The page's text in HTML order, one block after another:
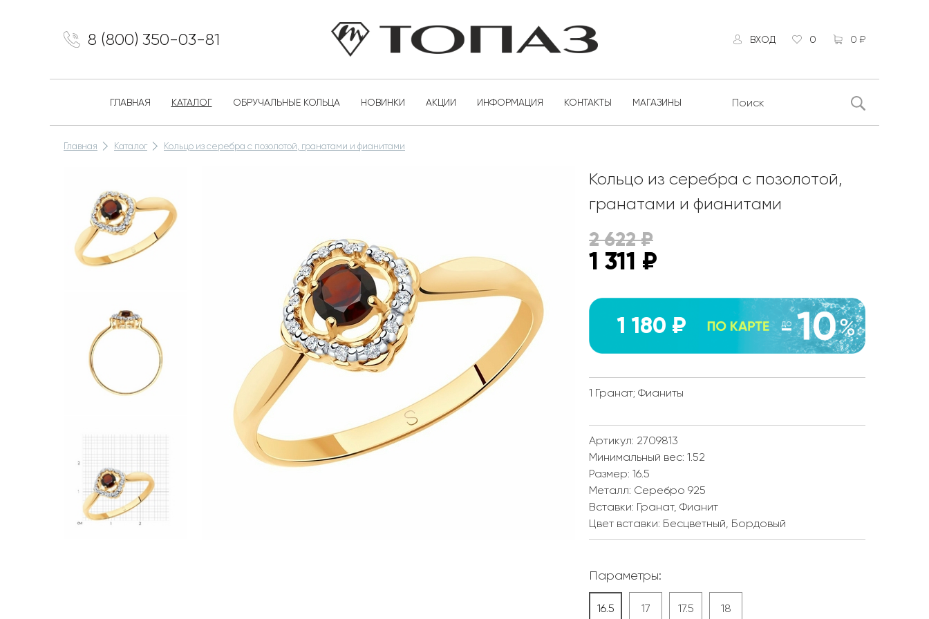
8 (800) 350-03-81 ВХОД 0 0 ₽
ГЛАВНАЯ КАТАЛОГ ОБРУЧАЛЬНЫЕ КОЛЬЦА НОВИНКИ АКЦИИ ИНФОРМАЦИЯ КОНТАКТЫ МАГАЗИНЫ
Главная Каталог Кольцо из серебра с позолотой, гранатами и фианитами
Кольцо из серебра с позолотой,
гранатами и фианитами
2 622₽
1 311 ₽
1 180 ₽
1 Гранат; Фианиты
Артикул: 2709813
Минимальный вес: 1.52
Размер: 16.5
Металл: Серебро 925
Вставки: Гранат, Фианит
Цвет вставки: Бесцветный, Бордовый
Параметры:
16.5 17 17.5 18